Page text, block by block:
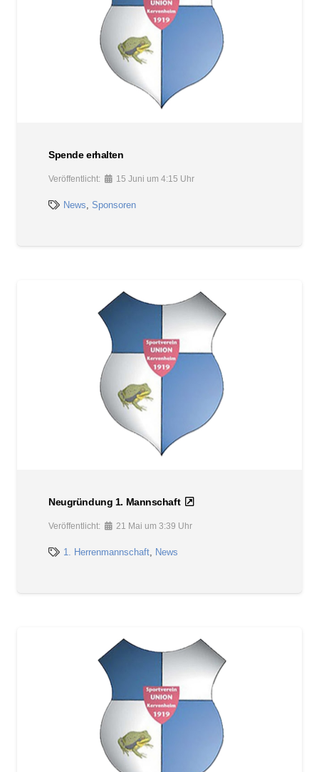
Spende erhalten
Veröffentlicht: 15 Juni um 4:15 Uhr
News ,Sponsoren
Neugründung 1. Mannschaft
Veröffentlicht: 21 Mai um 3:39 Uhr
1. Herrenmannschaft News